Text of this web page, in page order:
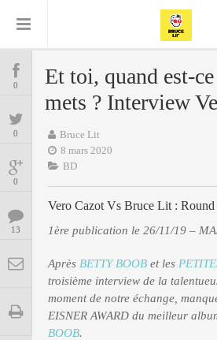
COMICS
MANGAS
BD
ENCYCLOPEGEEK
CINE-SERIES-ANIME
MUSIQUE
0
0
0
13
Et toi, quand est-
mets ? Interview
Bruce Lit
8 mars 2020
BD
Vero Cazot Vs Bruce Lit : Round
1ère publication le 26/11/19 –
Après BETTY BOOB et les
troisième interview de la
moment de notre échange,
EISNER AWARD du meilleur
BOOB.
Comics
Daredevil Dark Horse
Delcourt Eddy Vanleffe
Encyclopegeek
Figure
Replay
Glénat Graphic Novel
Independants
Nguyen
Marvel Mattie boy Musique
Panini Patrick Faivre Presse
Présence Punisher Rock Semic
Special Guest Spidey Superman Teamup
Tornado Urban Vertigo xmen